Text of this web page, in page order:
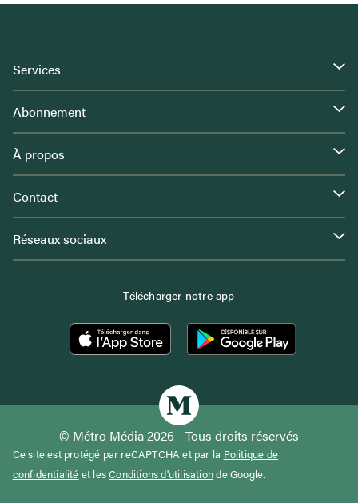
Services
Abonnement
À propos
Contact
Réseaux sociaux
Télécharger notre app
© Métro Média 2026 - Tous droits réservés
Ce site est protégé par reCAPTCHA et par la Politique de
confidentialité et lesConditions d'utilisationde Google.